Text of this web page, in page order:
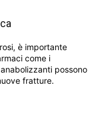
è importante
come i
possono
fratture.